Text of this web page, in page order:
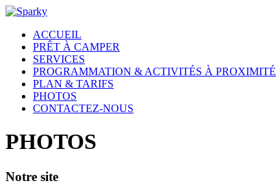
ACCUEIL
PRÊT À CAMPER
SERVICES
PROGRAMMATION & ACTIVITÉS À PROXIMITÉ
PLAN & TARIFS
PHOTOS
CONTACTEZ-NOUS
PHOTOS
Notre site